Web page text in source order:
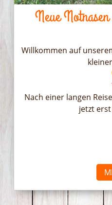
Neue
Willkommen auf
Nach einer langen
jetzt